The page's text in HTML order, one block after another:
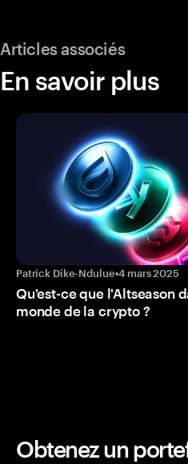
Articles associés
En savoir plus
Patrick Dike-Ndulue•4 mars 2025
Qu'est-ce que l'Altseason
monde de la crypto ?
Obtenez un